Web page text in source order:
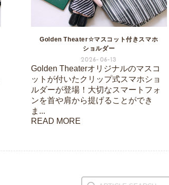
Golden Theater☆マスコット付きスマホ
ショルダー
2026-06-13
Golden Theaterオリジナルのマスコ
ットが付いたクリップ式スマホショ
ルダーが登場！大切なスマートフォ
ンを首や肩から提げることができ
ま...
READ MORE